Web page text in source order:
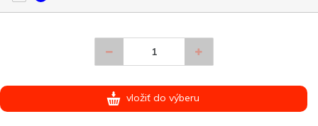
vložiť do výberu